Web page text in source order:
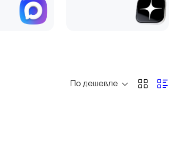
По дешевле